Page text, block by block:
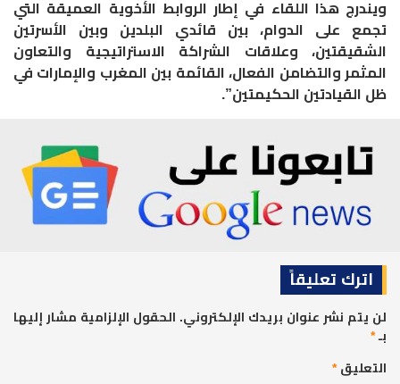
ويندرج هذا اللقاء في إطار الروابط الأخوية العميقة التي
تجمع على الدوام، بين قائدي البلدين وبين الأسرتين
الشقيقتين، وعلاقات الشراكة الاستراتيجية والتعاون
المثمر والتضامن الفعال، القائمة بين المغرب والإمارات في
ظل القيادتين الحكيمتين”.
اترك تعليقاً
لن يتم نشر عنوان بريدك الإلكتروني. الحقول الإلزامية مشار إليها
بـ*
التعليق*